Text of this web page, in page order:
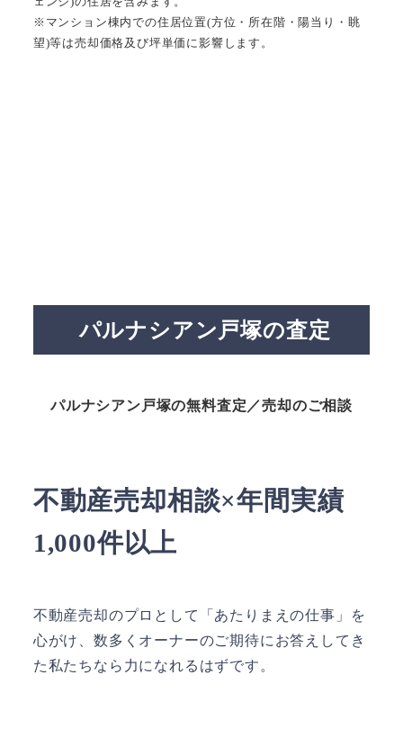
※マンション棟内での住居位置(方位・所在階・陽当り・眺
望)等は売却価格及び坪単価に影響します。
パルナシアン戸塚の査定
パルナシアン戸塚の無料査定／売却のご相談
不動産売却相談×年間実績
1,000件以上
不動産売却のプロとして「あたりまえの仕事」を
心がけ、数多くオーナーのご期待にお答えしてき
た私たちなら力になれるはずです。